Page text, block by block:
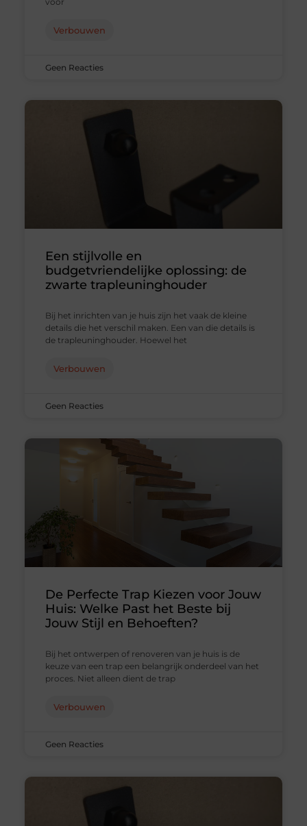
Verbouwen
Geen Reacties
Een stijlvolle en
budgetvriendelijke oplossing: de
zwarte trapleuninghouder
Bij het inrichten van je huis zijn het vaak de kleine
details die het verschil maken. Een van die details is
de trapleuninghouder. Hoewel het
Verbouwen
Geen Reacties
De Perfecte Trap Kiezen voor Jouw
Huis: Welke Past het Beste bij
Jouw Stijl en Behoeften?
Bij het ontwerpen of renoveren van je huis is de
keuze van een trap een belangrijk onderdeel van het
proces. Niet alleen dient de trap
Verbouwen
Geen Reacties